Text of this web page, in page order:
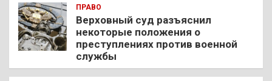
ПРАВО
Верховный суд разъяснил
некоторые положения о
преступлениях против военной
службы